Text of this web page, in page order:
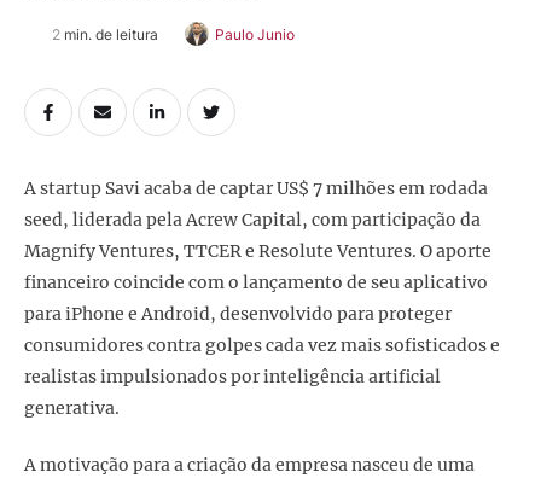
2 min. de leitura Paulo Junio
A startup Savi acaba de captar US$ 7 milhões em rodada
seed, liderada pela Acrew Capital, com participação da
Magnify Ventures, TTCER e Resolute Ventures. O aporte
financeiro coincide com o lançamento de seu aplicativo
para iPhone e Android, desenvolvido para proteger
consumidores contra golpes cada vez mais sofisticados e
realistas impulsionados por inteligência artificial
generativa.
A motivação para a criação da empresa nasceu de uma